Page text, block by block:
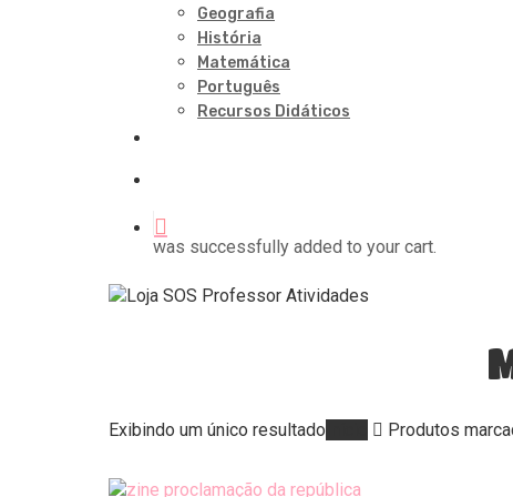
Geografia
História
Matemática
Português
Recursos Didáticos
was successfully added to your cart.
Exibindo um único resultado Produtos